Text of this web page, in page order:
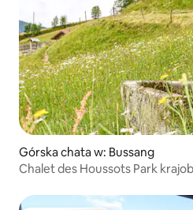
Górska chata w: Bussang
Chalet des Houssots Park